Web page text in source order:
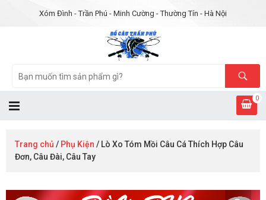
Xóm Đình - Trần Phú - Minh Cường - Thường Tín - Hà Nội
0
Trang chủ / Phụ Kiện / Lò Xo Tóm Mồi Câu Cá Thích Hợp Câu
Đơn, Câu Đài, Câu Tay